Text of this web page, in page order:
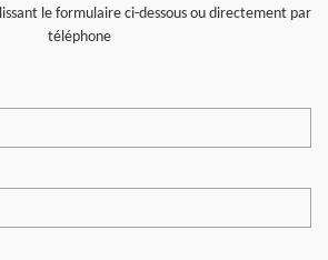
le formulaire ci-dessous ou directement par
téléphone